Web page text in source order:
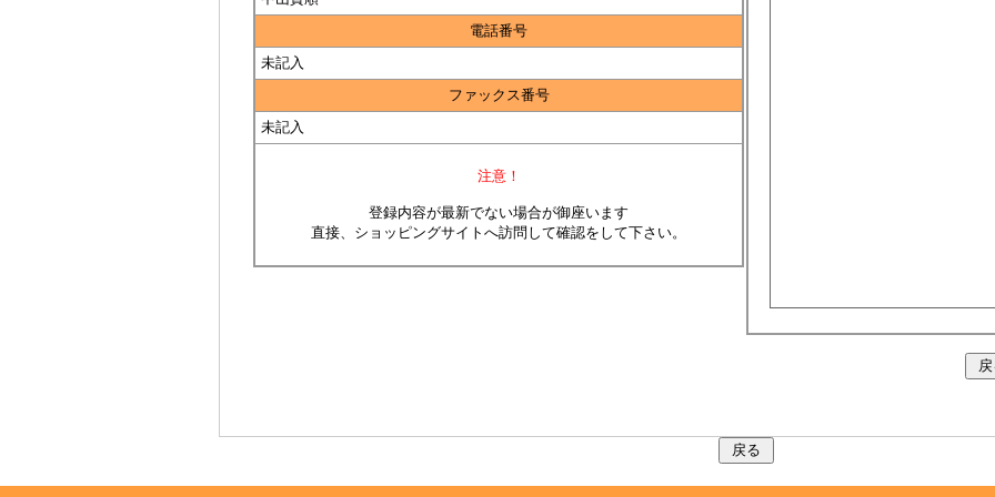
電話番号
未記入
ファックス番号
未記入
注意！
登録内容が最新でない場合が御座います
直接、ショッピングサイトへ訪問して確認をして下さい。